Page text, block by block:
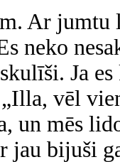
Ar jumtu
neko
Ja
vēl
un mēs
jau bijuši